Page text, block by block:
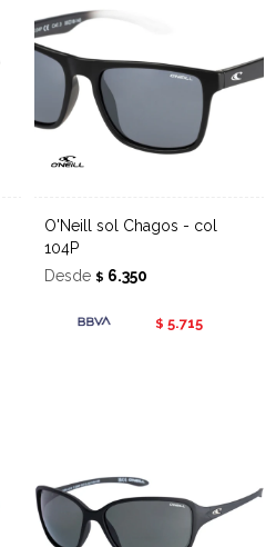
O'Neill sol Chagos - col
104P
Desde $ 6.350
$ 5.715